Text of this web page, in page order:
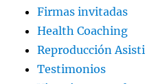
Firmas invitadas
Health Coaching
Reproducción
Testimonios